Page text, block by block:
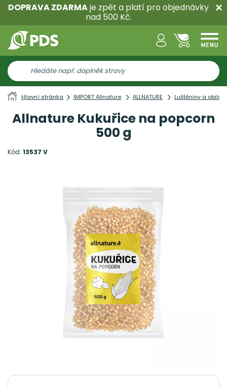
DOPRAVA ZDARMAje zpět a platí pro objednávky
nad 500 Kč.
Hlavní stránka IMPORT Allnature ALLNATURE Luštěniny a
Allnature Kukuřice na popcorn
500 g
Kód: 13537 V